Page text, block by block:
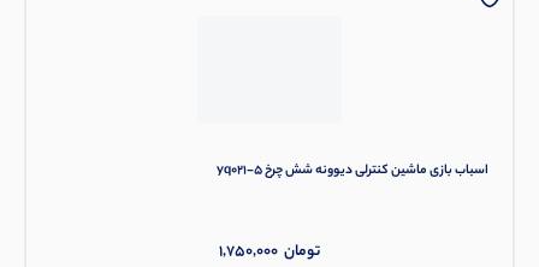
اسباب بازی ماشین کنترلی دیوونه شش چرخ yq021-5
1,750,000 تومان